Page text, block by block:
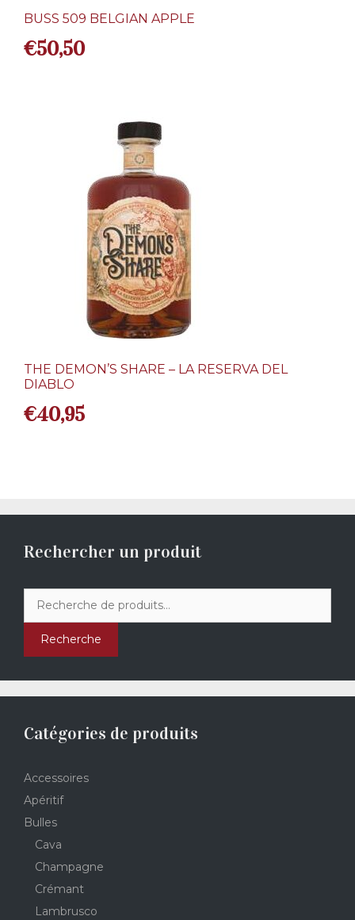
BUSS 509 BELGIAN APPLE
€50,50
THE DEMON’S SHARE – LA RESERVA DEL
DIABLO
€40,95
Rechercher un produit
pour :
Recherche
Catégories de produits
Accessoires
Apéritif
Bulles
Cava
Champagne
Crémant
Lambrusco